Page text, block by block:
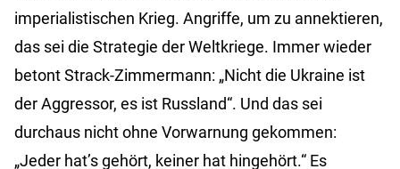
imperialistischen Krieg. Angriffe, um zu annektieren,
das sei die Strategie der Weltkriege. Immer wieder
betont Strack-Zimmermann: „Nicht die Ukraine ist
der Aggressor, es ist Russland“. Und das sei
durchaus nicht ohne Vorwarnung gekommen:
„Jeder hat’s gehört, keiner hat hingehört.“ Es